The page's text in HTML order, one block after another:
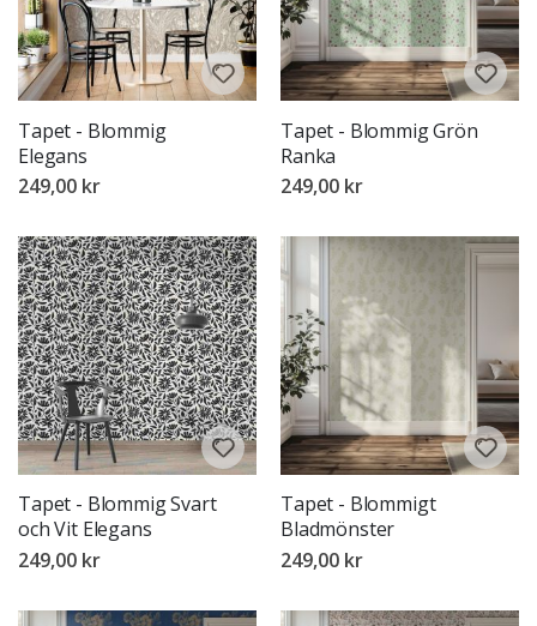
Tapet - Blommig
Elegans
249,00 kr
Tapet - Blommig Grön
Ranka
249,00 kr
Tapet - Blommig Svart
och Vit Elegans
249,00 kr
Tapet - Blommigt
Bladmönster
249,00 kr